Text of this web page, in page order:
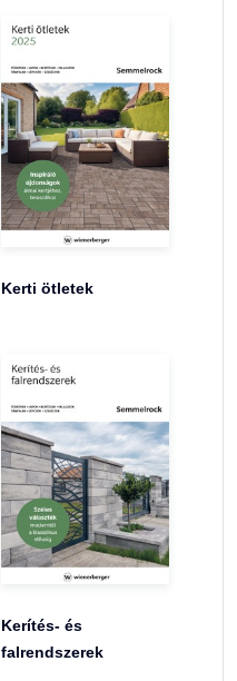
Kerti ötletek
Kerítés- és
falrendszerek